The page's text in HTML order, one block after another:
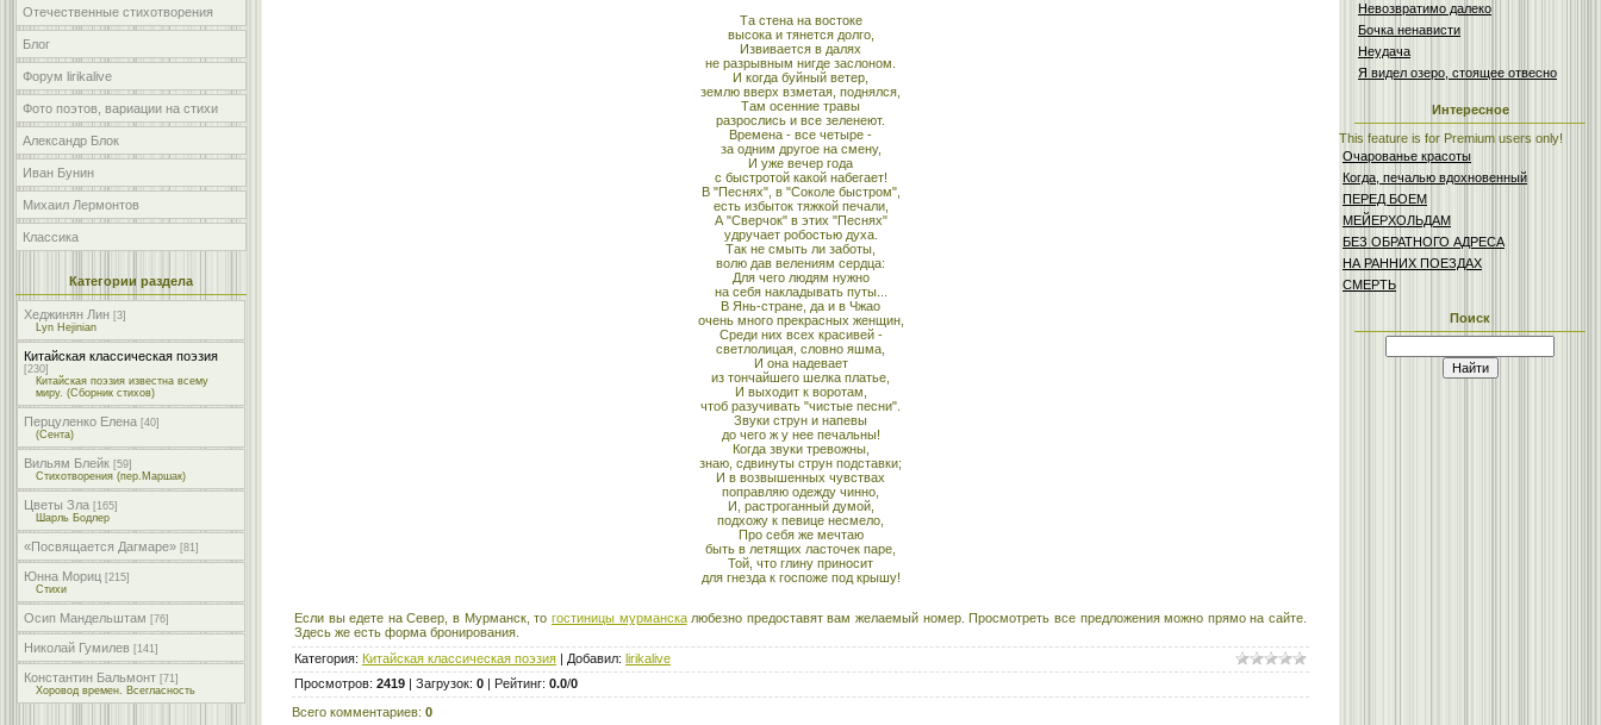
Отечественные стихотворения
Блог
Форум lirikalive
Фото поэтов, вариации на стихи
Александр Блок
Иван Бунин
Михаил Лермонтов
Классика
Категории раздела
Хеджинян Лин [3]
Lyn Hejinian
Китайская классическая поэзия
[230]
Китайская поэзия известна всему
миру. (Сборник стихов)
Перцуленко Елена [40]
(Сента)
Вильям Блейк [59]
Стихотворения (пер.Маршак)
Цветы Зла [165]
Шарль Бодлер
«Посвящается Дагмаре» [81]
Юнна Мориц [215]
Стихи
Осип Мандельштам [76]
Николай Гумилев [141]
Константин Бальмонт [71]
Хоровод времен. Всегласность
Та стена на востоке
высока и тянется долго,
Извивается в далях
не разрывным нигде заслоном.
И когда буйный ветер,
землю вверх взметая, поднялся,
Там осенние травы
разрослись и все зеленеют.
Времена - все четыре -
за одним другое на смену,
И уже вечер года
с быстротой какой набегает!
В "Песнях", в "Соколе быстром",
есть избыток тяжкой печали,
А "Сверчок" в этих "Песнях"
удручает робостью духа.
Так не смыть ли заботы,
волю дав велениям сердца:
Для чего людям нужно
на себя накладывать путы...
В Янь-стране, да и в Чжао
очень много прекрасных женщин,
Среди них всех красивей -
светлолицая, словно яшма,
И она надевает
из тончайшего шелка платье,
И выходит к воротам,
чтоб разучивать "чистые песни".
Звуки струн и напевы
до чего ж у нее печальны!
Когда звуки тревожны,
знаю, сдвинуты струн подставки;
И в возвышенных чувствах
поправляю одежду чинно,
И, растроганный думой,
подхожу к певице несмело,
Про себя же мечтаю
быть в летящих ласточек паре,
Той, что глину приносит
для гнезда к госпоже под крышу!
Если вы едете на Север, в Мурманск, то гостиницы мурманскалюбезно предоставят вам желаемый номер. Просмотреть все предложения можно прямо на сайте.
Здесь же есть форма бронирования.
Категория: Китайская классическая поэзия | Добавил: lirikalive
Просмотров: 2419 | Загрузок: 0 | Рейтинг: 0.0/0
Всего комментариев: 0
Невозвратимо далеко
Бочка ненависти
Неудача
Я видел озеро, стоящее отвесно
Интересное
This feature is for Premium users only!
Очарованье красоты
Когда, печалью вдохновенный
ПЕРЕД БОЕМ
МЕЙЕРХОЛЬДАМ
БЕЗ ОБРАТНОГО АДРЕСА
НА РАННИХ ПОЕЗДАХ
СМЕРТЬ
Поиск